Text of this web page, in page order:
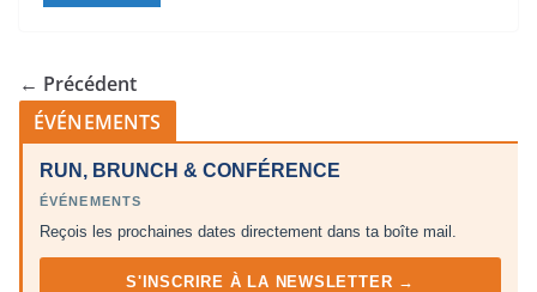
← Précédent
ÉVÉNEMENTS
RUN, BRUNCH & CONFÉRENCE
ÉVÉNEMENTS
Reçois les prochaines dates directement dans ta boîte mail.
S'INSCRIRE À LA NEWSLETTER →